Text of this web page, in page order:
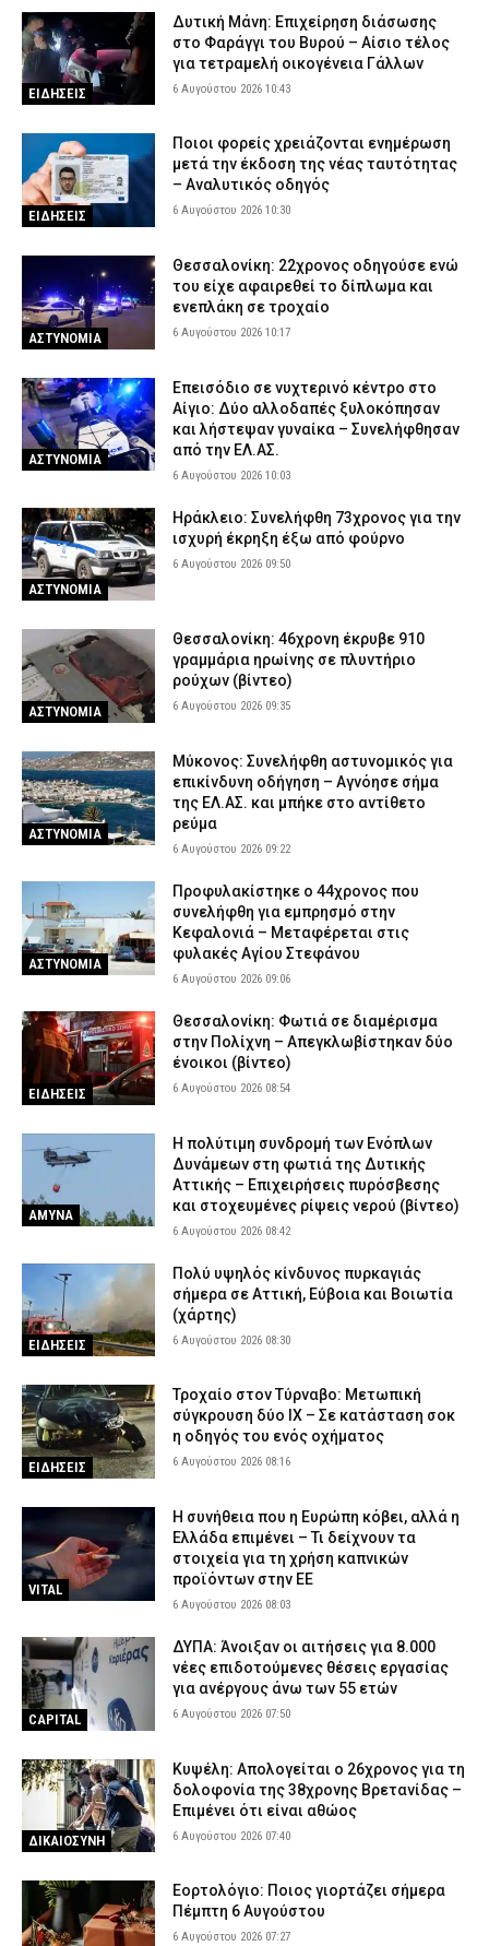
ΕΙΔΗΣΕΙΣ
Δυτική Μάνη: Επιχείρηση διάσωσης
στο Φαράγγι του Βυρού – Αίσιο τέλος
για τετραμελή οικογένεια Γάλλων
6 Αυγούστου 2026 10:43
ΕΙΔΗΣΕΙΣ
Ποιοι φορείς χρειάζονται ενημέρωση
μετά την έκδοση της νέας ταυτότητας
– Αναλυτικός οδηγός
6 Αυγούστου 2026 10:30
ΑΣΤΥΝΟΜΙΑ
Θεσσαλονίκη: 22χρονος οδηγούσε ενώ
του είχε αφαιρεθεί το δίπλωμα και
ενεπλάκη σε τροχαίο
6 Αυγούστου 2026 10:17
ΑΣΤΥΝΟΜΙΑ
Επεισόδιο σε νυχτερινό κέντρο στο
Αίγιο: Δύο αλλοδαπές ξυλοκόπησαν
και λήστεψαν γυναίκα – Συνελήφθησαν
από την ΕΛ.ΑΣ.
6 Αυγούστου 2026 10:03
ΑΣΤΥΝΟΜΙΑ
Ηράκλειο: Συνελήφθη 73χρονος για την
ισχυρή έκρηξη έξω από φούρνο
6 Αυγούστου 2026 09:50
ΑΣΤΥΝΟΜΙΑ
Θεσσαλονίκη: 46χρονη έκρυβε 910
γραμμάρια ηρωίνης σε πλυντήριο
ρούχων (βίντεο)
6 Αυγούστου 2026 09:35
ΑΣΤΥΝΟΜΙΑ
Μύκονος: Συνελήφθη αστυνομικός για
επικίνδυνη οδήγηση – Αγνόησε σήμα
της ΕΛ.ΑΣ. και μπήκε στο αντίθετο
ρεύμα
6 Αυγούστου 2026 09:22
ΑΣΤΥΝΟΜΙΑ
Προφυλακίστηκε ο 44χρονος που
συνελήφθη για εμπρησμό στην
Κεφαλονιά – Μεταφέρεται στις
φυλακές Αγίου Στεφάνου
6 Αυγούστου 2026 09:06
ΕΙΔΗΣΕΙΣ
Θεσσαλονίκη: Φωτιά σε διαμέρισμα
στην Πολίχνη – Απεγκλωβίστηκαν δύο
ένοικοι (βίντεο)
6 Αυγούστου 2026 08:54
ΑΜΥΝΑ
H πολύτιμη συνδρομή των Ενόπλων
Δυνάμεων στη φωτιά της Δυτικής
Αττικής – Επιχειρήσεις πυρόσβεσης
και στοχευμένες ρίψεις νερού (βίντεο)
6 Αυγούστου 2026 08:42
ΕΙΔΗΣΕΙΣ
Πολύ υψηλός κίνδυνος πυρκαγιάς
σήμερα σε Αττική, Εύβοια και Βοιωτία
(χάρτης)
6 Αυγούστου 2026 08:30
ΕΙΔΗΣΕΙΣ
Τροχαίο στον Τύρναβο: Μετωπική
σύγκρουση δύο ΙΧ – Σε κατάσταση σοκ
η οδηγός του ενός οχήματος
6 Αυγούστου 2026 08:16
VITAL
Η συνήθεια που η Ευρώπη κόβει, αλλά η
Ελλάδα επιμένει – Τι δείχνουν τα
στοιχεία για τη χρήση καπνικών
προϊόντων στην ΕΕ
6 Αυγούστου 2026 08:03
CAPITAL
ΔΥΠΑ: Άνοιξαν οι αιτήσεις για 8.000
νέες επιδοτούμενες θέσεις εργασίας
για ανέργους άνω των 55 ετών
6 Αυγούστου 2026 07:50
ΔΙΚΑΙΟΣΥΝΗ
Κυψέλη: Απολογείται ο 26χρονος για τη
δολοφονία της 38χρονης Βρετανίδας –
Επιμένει ότι είναι αθώος
6 Αυγούστου 2026 07:40
Εορτολόγιο: Ποιος γιορτάζει σήμερα
Πέμπτη 6 Αυγούστου
6 Αυγούστου 2026 07:27